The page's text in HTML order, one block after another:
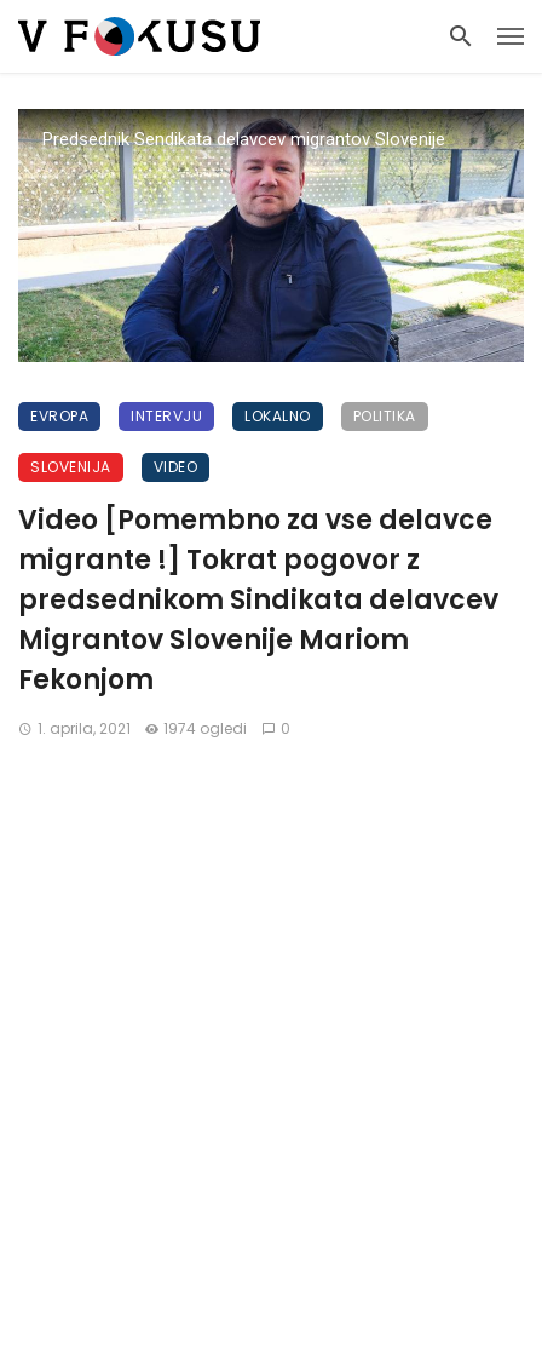
Predsednik Sendikata delavcev migrantov Slovenije
EVROPA INTERVJU LOKALNO POLITIKA
SLOVENIJA VIDEO
Video [Pomembno za vse delavce
migrante !] Tokrat pogovor z
predsednikom Sindikata delavcev
Migrantov Slovenije Mariom
Fekonjom
1. aprila, 2021 1974 ogledi 0